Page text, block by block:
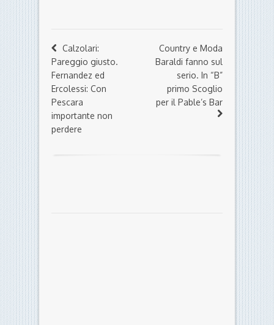
Calzolari:
Pareggio giusto.
Fernandez ed
Ercolessi: Con
Pescara
importante non
perdere
Country e Moda
Baraldi fanno sul
serio. In “B”
primo Scoglio
per il Pable’s Bar